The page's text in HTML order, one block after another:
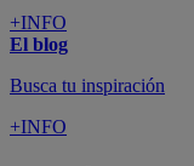
+INFO
El blog
Busca tu inspiración
+INFO